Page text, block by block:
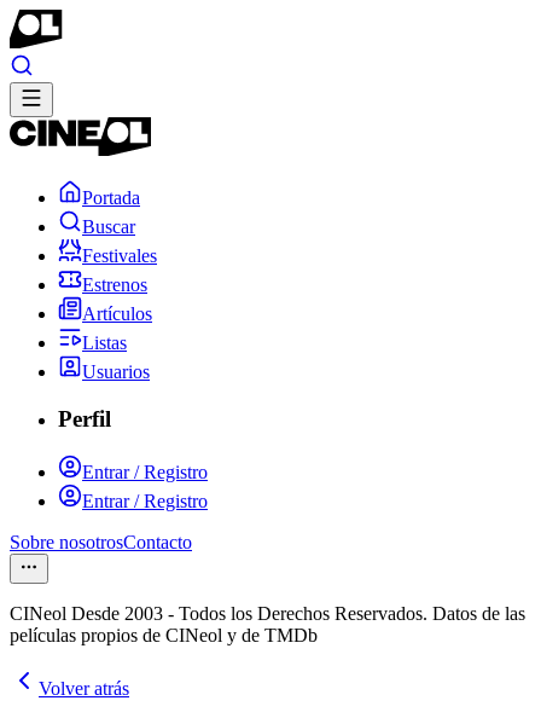
Portada
Buscar
Festivales
Estrenos
Artículos
Listas
Usuarios
Perfil
Entrar / Registro
Entrar / Registro
Sobre nosotrosContacto
CINeol Desde 2003 - Todos los Derechos Reservados. Datos de las
películas propios de CINeol y de TMDb
Volver atrás